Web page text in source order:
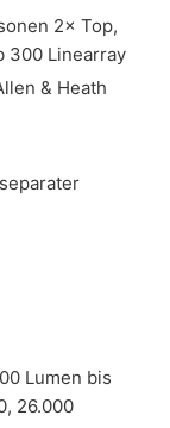
2× Top,
300 Linearray
& Heath
Lumen bis
26.000